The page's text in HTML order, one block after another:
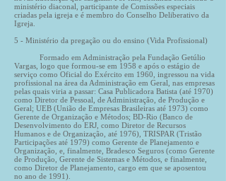
ministério diaconal, participante de Comissões especiais
criadas pela igreja e é membro do Conselho Deliberativo da
Igreja.
5 - Ministério da pregação ou do ensino (Vida Profissional)
Formado em Administração pela Fundação Getúlio
Vargas, logo que formou-se em 1958 e após o estágio de
serviço como Oficial do Exército em 1960, ingressou na vida
profissional na área da Administração em Geral, nas empresas
pelas quais viria a passar: Casa Publicadora Batista (até 1970)
como Diretor de Pessoal, de Administração, de Produção e
Geral; UEB (União de Empresas Brasileiras até 1973) como
Gerente de Organização e Métodos; BD-Rio (Banco de
Desenvolvimento do ERJ, como Diretor de Recursos
Humanos e de Organização, até 1976), TRISPAR (Tristão
Participações até 1979) como Gerente de Planejamento e
Organização, e, finalmente, Bradesco Seguros (como Gerente
de Produção, Gerente de Sistemas e Métodos, e finalmente,
como Diretor de Planejamento, cargo em que se aposentou
no ano de 1991).